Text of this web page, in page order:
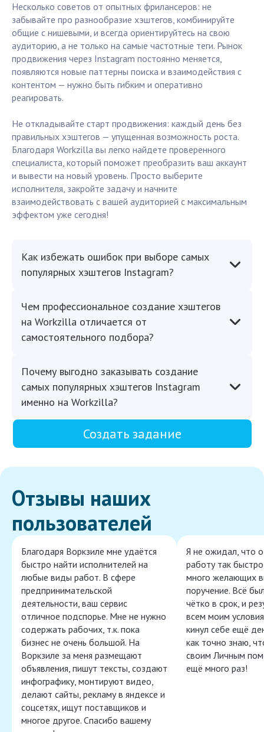
Несколько советов от опытных фрилансеров: не
забывайте про разнообразие хэштегов, комбинируйте
общие с нишевыми, и всегда ориентируйтесь на свою
аудиторию, а не только на самые частотные теги. Рынок
продвижения через Instagram постоянно меняется,
появляются новые паттерны поиска и взаимодействия с
контентом — нужно быть гибким и оперативно
реагировать.
Не откладывайте старт продвижения: каждый день без
правильных хэштегов — упущенная возможность роста.
Благодаря Workzilla вы легко найдете проверенного
специалиста, который поможет преобразить ваш аккаунт
и вывести на новый уровень. Просто выберите
исполнителя, закройте задачу и начните
взаимодействовать с вашей аудиторией с максимальным
эффектом уже сегодня!
Как избежать ошибок при выборе самых
популярных хэштегов Instagram?
Чем профессиональное создание хэштегов
на Workzilla отличается от
самостоятельного подбора?
Почему выгодно заказывать создание
самых популярных хэштегов Instagram
именно на Workzilla?
Создать задание
Отзывы наших
пользователей
Благодаря Воркзиле мне удаётся
быстро найти исполнителей на
любые виды работ. В сфере
предпринимательской
деятельности, ваш сервис
отличное подспорье. Мне не нужно
содержать рабочих, т.к. пока
бизнес не очень большой. На
Воркзиле за меня размещают
объявления, пишут тексты, создают
инфографику, монтируют видео,
делают сайты, рекламу в яндексе и
соцсетях, ищут поставщиков и
многое другое. Спасибо вашему
Я не ожидал, что
работу так
много желающих
поручение. Всё
чётко в срок, и
всем моим
кинул себе ещё
как точно знаю,
своим Личным
ещё много раз!